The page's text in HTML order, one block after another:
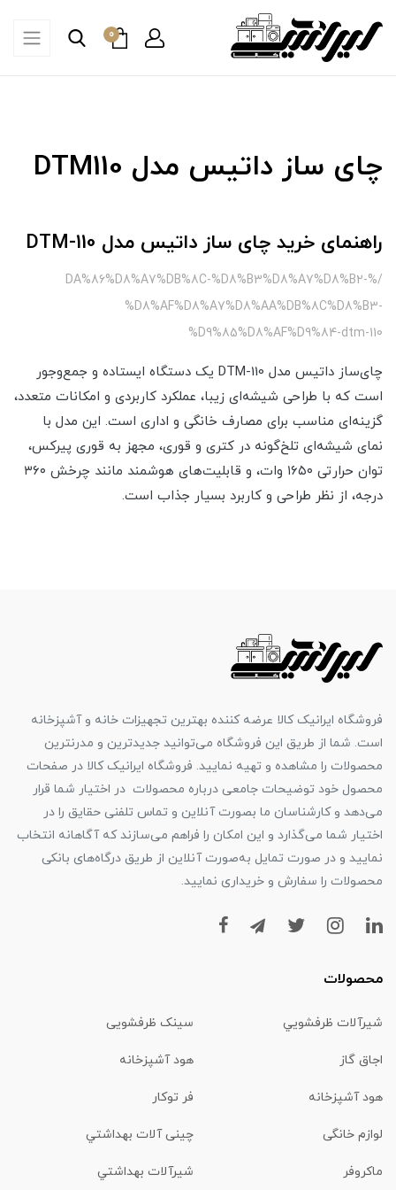
0
چای ساز داتیس مدل DTM110
راهنمای خرید چای ساز داتیس مدل DTM-110
/%DA%86%D8%A7%DB%8C-%D8%B3%D8%A7%D8%B2-
%D8%AF%D8%A7%D8%AA%DB%8C%D8%B3-
%D9%85%D8%AF%D9%84-dtm-110
چای‌ساز داتیس مدل DTM-110 یک دستگاه ایستاده و جمع‌وجور
است که با طراحی شیشه‌ای زیبا، عملکرد کاربردی و امکانات متعدد،
گزینه‌ای مناسب برای مصارف خانگی و اداری است. این مدل با
نمای شیشه‌ای تلخ‌گونه در کتری و قوری، مجهز به قوری پیرکس،
توان حرارتی ۱۶۵۰ وات، و قابلیت‌های هوشمند مانند چرخش ۳۶۰
درجه، از نظر طراحی و کاربرد بسیار جذاب است.
فروشگاه ایرانیک کالا عرضه کننده بهترین تجهیزات خانه و آشپزخانه
است. شما از طریق این فروشگاه می‌توانید جدیدترین و مدرنترین
محصولات را مشاهده و تهیه نمایید. فروشگاه ایرانیک کالا در صفحات
محصول خود توضیحات جامعی درباره محصولات در اختیار شما قرار
می‌دهد و کارشناسان ما بصورت آنلاین و تماس تلفنی حقایق را در
اختیار شما می‌گذارد و این امکان را فراهم می‌سازند که آگاهانه انتخاب
نمایید و در صورت تمایل به‌صورت آنلاین از طریق درگاه‌های بانکی
محصولات را سفارش و خریداری نمایید.
محصولات
شیرآلات ظرفشويي سینک ظرفشویی
اجاق گاز هود آشپزخانه
هود آشپزخانه فر توکار
لوازم خانگی چینی آلات بهداشتي
ماكروفر شیرآلات بهداشتي